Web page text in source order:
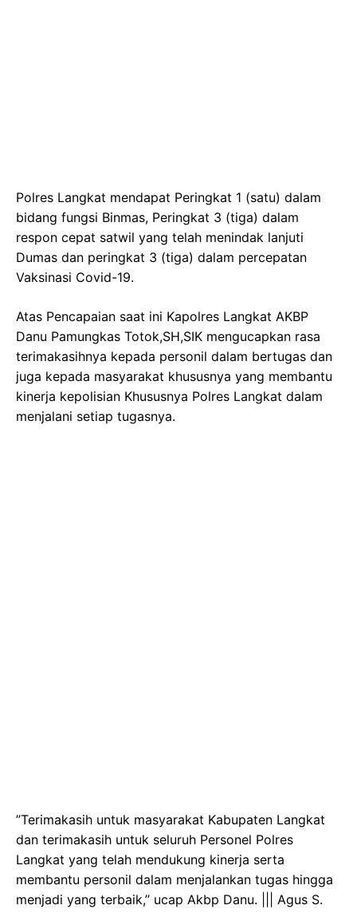
Polres Langkat mendapat Peringkat 1 (satu) dalam
bidang fungsi Binmas, Peringkat 3 (tiga) dalam
respon cepat satwil yang telah menindak lanjuti
Dumas dan peringkat 3 (tiga) dalam percepatan
Vaksinasi Covid-19.
Atas Pencapaian saat ini Kapolres Langkat AKBP
Danu Pamungkas Totok,SH,SIK mengucapkan rasa
terimakasihnya kepada personil dalam bertugas dan
juga kepada masyarakat khususnya yang membantu
kinerja kepolisian Khususnya Polres Langkat dalam
menjalani setiap tugasnya.
”Terimakasih untuk masyarakat Kabupaten Langkat
dan terimakasih untuk seluruh Personel Polres
Langkat yang telah mendukung kinerja serta
membantu personil dalam menjalankan tugas hingga
menjadi yang terbaik,” ucap Akbp Danu. ||| Agus S.